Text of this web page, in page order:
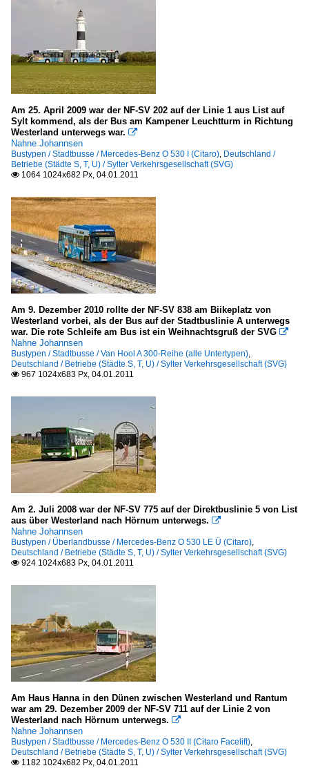
Am 25. April 2009 war der NF-SV 202 auf der Linie 1 aus List auf
Sylt kommend, als der Bus am Kampener Leuchtturm in Richtung
Westerland unterwegs war. 
Nahne Johannsen
Bustypen / Stadtbusse / Mercedes-Benz O 530 I (Citaro), Deutschland /
Betriebe (Städte S, T, U) / Sylter Verkehrsgesellschaft (SVG)
 1064 1024x682 Px, 04.01.2011
Am 9. Dezember 2010 rollte der NF-SV 838 am Biikeplatz von
Westerland vorbei, als der Bus auf der Stadtbuslinie A unterwegs
war. Die rote Schleife am Bus ist ein Weihnachtsgruß der SVG 
Nahne Johannsen
Bustypen / Stadtbusse / Van Hool A 300-Reihe (alle Untertypen),
Deutschland / Betriebe (Städte S, T, U) / Sylter Verkehrsgesellschaft (SVG)
 967 1024x683 Px, 04.01.2011
Am 2. Juli 2008 war der NF-SV 775 auf der Direktbuslinie 5 von List
aus über Westerland nach Hörnum unterwegs. 
Nahne Johannsen
Bustypen / Überlandbusse / Mercedes-Benz O 530 LE Ü (Citaro),
Deutschland / Betriebe (Städte S, T, U) / Sylter Verkehrsgesellschaft (SVG)
 924 1024x683 Px, 04.01.2011
Am Haus Hanna in den Dünen zwischen Westerland und Rantum
war am 29. Dezember 2009 der NF-SV 711 auf der Linie 2 von
Westerland nach Hörnum unterwegs. 
Nahne Johannsen
Bustypen / Stadtbusse / Mercedes-Benz O 530 II (Citaro Facelift),
Deutschland / Betriebe (Städte S, T, U) / Sylter Verkehrsgesellschaft (SVG)
 1182 1024x682 Px, 04.01.2011